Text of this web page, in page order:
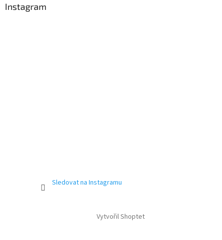
Instagram
Sledovat na Instagramu
Vytvořil Shoptet